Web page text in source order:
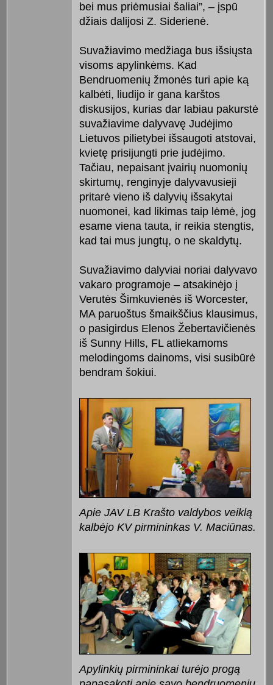
bei mus priėmusiai šaliai”, – įspū
džiais dalijosi Z. Siderienė.
Suvažiavimo medžiaga bus išsiųsta
visoms apylinkėms. Kad
Bendruomenių žmonės turi apie ką
kalbėti, liudijo ir gana karštos
diskusijos, kurias dar labiau pakurstė
suvažiavime dalyvavę Judėjimo
Lietuvos pilietybei išsaugoti atstovai,
kvietę prisijungti prie judėjimo.
Tačiau, nepaisant įvairių nuomonių
skirtumų, renginyje dalyvavusieji
pritarė vieno iš dalyvių išsakytai
nuomonei, kad likimas taip lėmė, jog
esame viena tauta, ir reikia stengtis,
kad tai mus jungtų, o ne skaldytų.
Suvažiavimo dalyviai noriai dalyvavo
vakaro programoje – atsakinėjo į
Verutės Šimkuvienės iš Worcester,
MA paruoštus šmaikščius klausimus,
o pasigirdus Elenos Žebertavičienės
iš Sunny Hills, FL atliekamoms
melodingoms dainoms, visi susibūrė
bendram šokiui.
Apie JAV LB Krašto valdybos veiklą
kalbėjo KV pirmininkas V. Maciūnas.
Apylinkių pirmininkai turėjo progą